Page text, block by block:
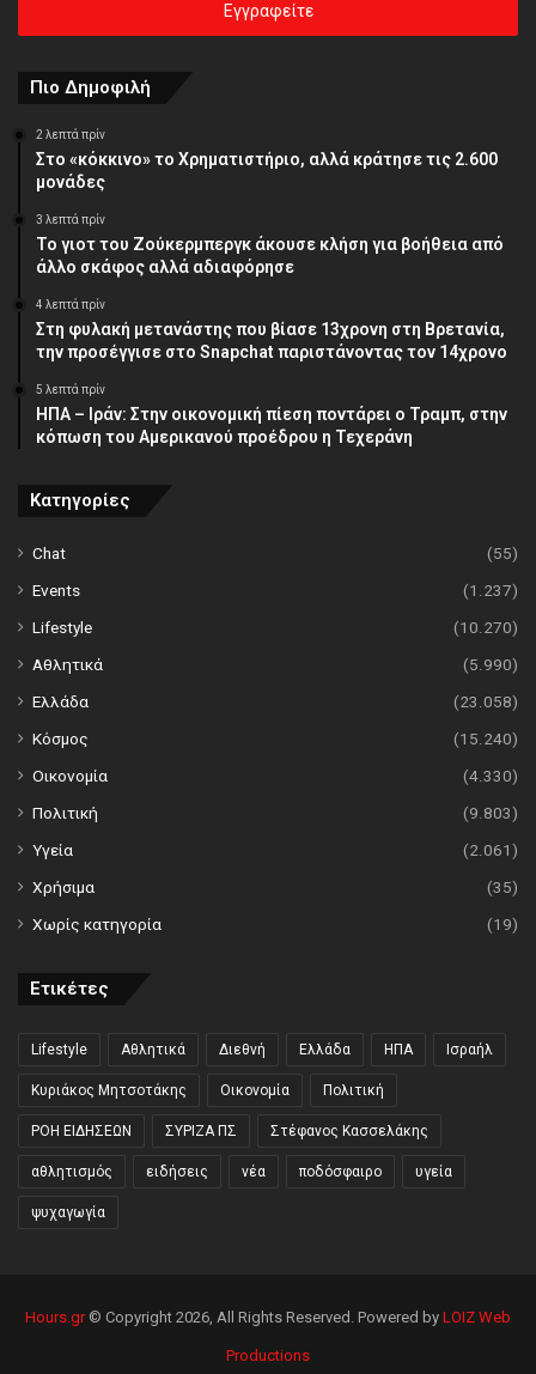
διεύθυνση
Πιο Δημοφιλή
2 λεπτά πρίν
Στο «κόκκινο» το Χρηματιστήριο, αλλά κράτησε τις 2.600
μονάδες
3 λεπτά πρίν
Το γιοτ του Ζούκερμπεργκ άκουσε κλήση για βοήθεια από
άλλο σκάφος αλλά αδιαφόρησε
4 λεπτά πρίν
Στη φυλακή μετανάστης που βίασε 13χρονη στη Βρετανία,
την προσέγγισε στο Snapchat παριστάνοντας τον 14χρονο
5 λεπτά πρίν
ΗΠΑ – Ιράν: Στην οικονομική πίεση ποντάρει ο Τραμπ, στην
κόπωση του Αμερικανού προέδρου η Τεχεράνη
Κατηγορίες
Chat
(55)
Events
(1.237)
Lifestyle
(10.270)
Αθλητικά
(5.990)
Ελλάδα
(23.058)
Κόσμος
(15.240)
Οικονομία
(4.330)
Πολιτική
(9.803)
Υγεία
(2.061)
Χρήσιμα
(35)
Χωρίς κατηγορία
(19)
Ετικέτες
Lifestyle Αθλητικά Διεθνή Ελλάδα ΗΠΑ Ισραήλ
Κυριάκος Μητσοτάκης Οικονομία Πολιτική
ΡΟΗ ΕΙΔΗΣΕΩΝ ΣΥΡΙΖΑ ΠΣ Στέφανος Κασσελάκης
αθλητισμός ειδήσεις νέα ποδόσφαιρο υγεία
ψυχαγωγία
Hours.gr© Copyright 2026, All Rights Reserved. Powered by LOIZ Web
Productions